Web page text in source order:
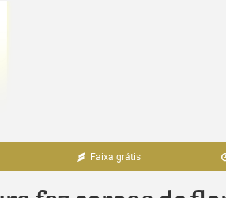
Faixa grátis